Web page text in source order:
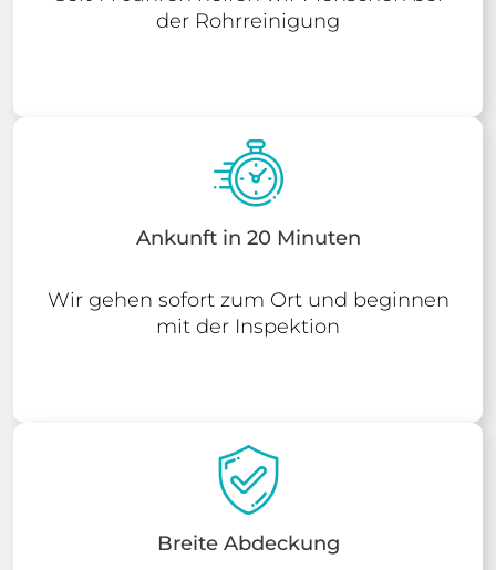
der Rohrreinigung
Ankunft in 20 Minuten
Wir gehen sofort zum Ort und beginnen
mit der Inspektion
Breite Abdeckung